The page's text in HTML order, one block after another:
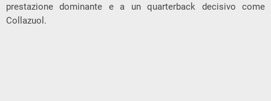
prestazione dominante e a un quarterback decisivo come
Collazuol.